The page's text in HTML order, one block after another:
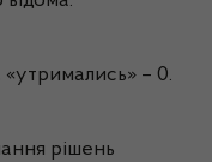
«утримались» – 0.
рішень